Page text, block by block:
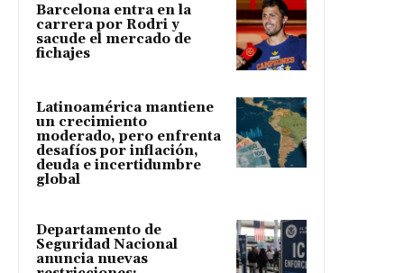
Barcelona entra en la
carrera por Rodri y
sacude el mercado de
fichajes
Latinoamérica mantiene
un crecimiento
moderado, pero enfrenta
desafíos por inflación,
deuda e incertidumbre
global
Departamento de
Seguridad Nacional
anuncia nuevas